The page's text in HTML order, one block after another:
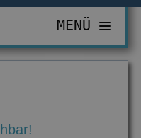
ZUR ÜBERSICHT
MENÜ